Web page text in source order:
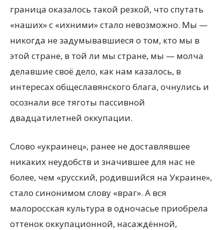
граница оказалось такой резкой, что спутать
«наших» с «ихними» стало невозможно. Мы —
никогда не задумывавшиеся о том, кто мы в
этой стране, в той ли мы стране, мы — молча
делавшие своё дело, как нам казалось, в
интересах общеславянского блага, очнулись и
осознали все тяготы пассивной
двадцатилетней оккупации.
Слово «украинец», ранее не доставлявшее
никаких неудобств и значившее для нас не
более, чем «русский, родившийся на Украине»,
стало синонимом слову «враг». А вся
малоросская культура в одночасье приобрела
оттенок оккупационной, насаждённой,